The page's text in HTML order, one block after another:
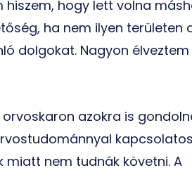
hiszem, hogy lett volna
ha nem ilyen területen
dolgokat. Nagyon
azokra is
miatt nem tudnák követni. A